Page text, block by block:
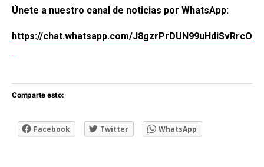
Únete a nuestro canal de noticias por WhatsApp:
https://chat.whatsapp.com/J8gzrPrDUN99uHdiSvRrcO
Comparte esto:
Facebook Twitter WhatsApp